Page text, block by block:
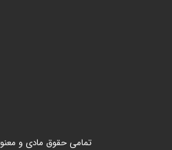
تمامی حقوق مادی و